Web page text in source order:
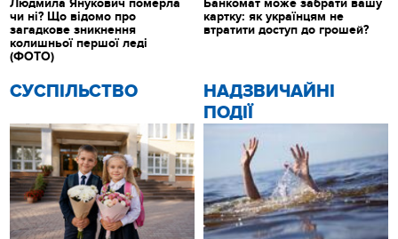
CУСПІЛЬСТВО
НАДЗВИЧАЙНІ
ПОДІЇ
Людмила Янукович померла
чи ні? Що відомо про
загадкове зникнення
колишньої першої леді
(ФОТО)
Банкомат може забрати вашу
картку: як українцям не
втратити доступ до грошей?